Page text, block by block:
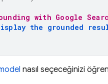
with Google
the grounded
nasıl seçeceğinizi